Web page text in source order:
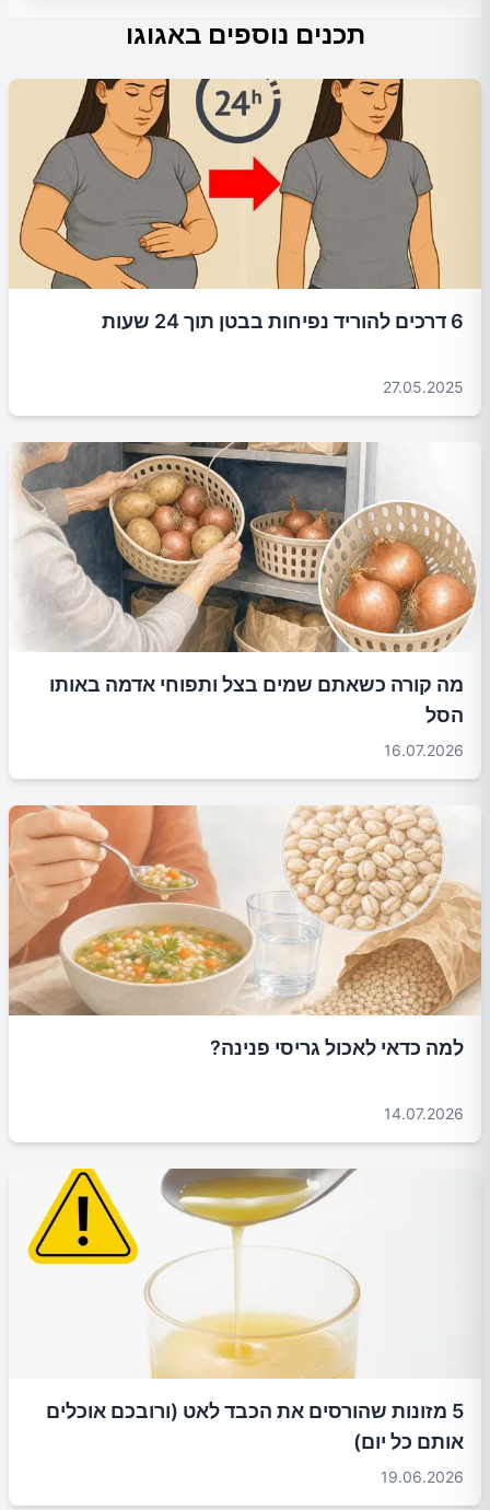
תכנים נוספים באגוגו
6 דרכים להוריד נפיחות בבטן תוך 24 שעות
27.05.2025
מה קורה כשאתם שמים בצל ותפוחי אדמה באותו
הסל
16.07.2026
למה כדאי לאכול גריסי פנינה?
14.07.2026
5 מזונות שהורסים את הכבד לאט (ורובכם אוכלים
אותם כל יום)
19.06.2026